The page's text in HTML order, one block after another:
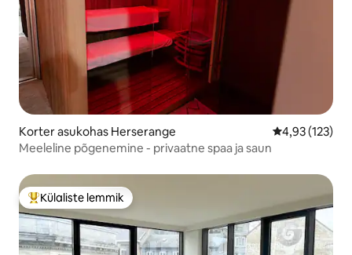
Korter asukohas Herserange Keskmine
4,93 (123)
Meeleline põgenemine - privaatne spaa ja saun
Külaliste suur lemmik
Külaliste lemmik